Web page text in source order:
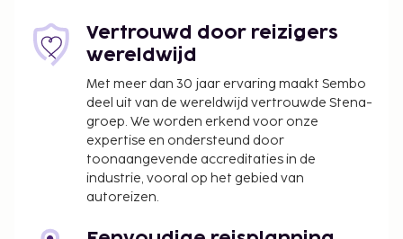
Vertrouwd door reizigers
wereldwijd
Met meer dan 30 jaar ervaring maakt Sembo
deel uit van de wereldwijd vertrouwde Stena-
groep. We worden erkend voor onze
expertise en ondersteund door
toonaangevende accreditaties in de
industrie, vooral op het gebied van
autoreizen.